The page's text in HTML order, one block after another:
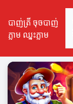
បាញ់ត្រី ចុចបាញ់
ភ្លាម ឈ្នះភ្លាម